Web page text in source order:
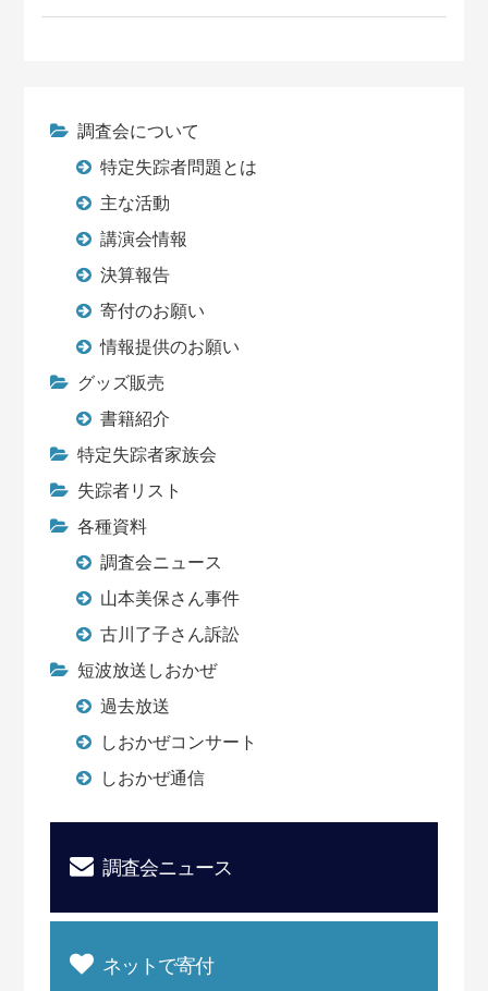
調査会について
特定失踪者問題とは
主な活動
講演会情報
決算報告
寄付のお願い
情報提供のお願い
グッズ販売
書籍紹介
特定失踪者家族会
失踪者リスト
各種資料
調査会ニュース
山本美保さん事件
古川了子さん訴訟
短波放送しおかぜ
過去放送
しおかぜコンサート
しおかぜ通信
調査会ニュース
ネットで寄付